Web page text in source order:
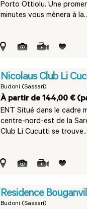
Porto Ottiolu. Une
minutes vous mènera à
Nicolaus Club Li
Budoni (Sassari)
À partir de 144,00 €
ENT Situé dans le cadre
centre-nord-est de la
Club Li Cucutti se
Residence
Budoni (Sassari)